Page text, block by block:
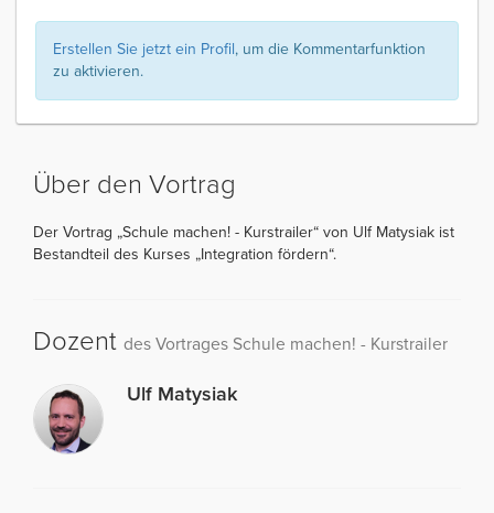
Erstellen Sie jetzt ein Profil, um die Kommentarfunktion
zu aktivieren.
Über den Vortrag
Der Vortrag „Schule machen! - Kurstrailer“ von Ulf Matysiak ist
Bestandteil des Kurses „Integration fördern“.
Dozent des Vortrages Schule machen! - Kurstrailer
Ulf Matysiak